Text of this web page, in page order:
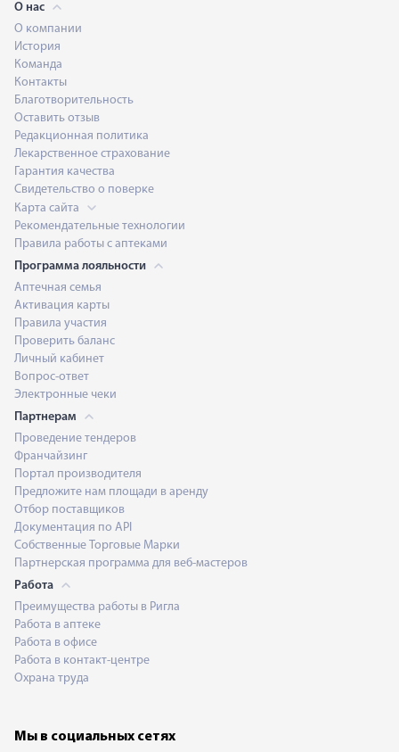
О нас
О компании
История
Команда
Контакты
Благотворительность
Оставить отзыв
Редакционная политика
Лекарственное страхование
Гарантия качества
Свидетельство о поверке
Карта сайта
Рекомендательные технологии
Правила работы с аптеками
Программа лояльности
Аптечная семья
Активация карты
Правила участия
Проверить баланс
Личный кабинет
Вопрос-ответ
Электронные чеки
Партнерам
Проведение тендеров
Франчайзинг
Портал производителя
Предложите нам площади в аренду
Отбор поставщиков
Документация по API
Собственные Торговые Марки
Партнерская программа для веб-мастеров
Работа
Преимущества работы в Ригла
Работа в аптеке
Работа в офисе
Работа в контакт-центре
Охрана труда
Мы в социальных сетях